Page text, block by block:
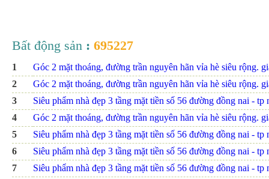
Bất động sản : 695227
1
Góc 2 mặt thoáng, đường trần nguyên hãn vỉa hè siêu rộng.
2
Góc 2 mặt thoáng, đường trần nguyên hãn vỉa hè siêu rộng.
3
Siêu phẩm nhà đẹp 3 tầng mặt tiền số 56 đường đồng nai - tp
4
Góc 2 mặt thoáng, đường trần nguyên hãn vỉa hè siêu rộng.
5
Siêu phẩm nhà đẹp 3 tầng mặt tiền số 56 đường đồng nai - tp
6
Siêu phẩm nhà đẹp 3 tầng mặt tiền số 56 đường đồng nai - tp
7
Siêu phẩm nhà đẹp 3 tầng mặt tiền số 56 đường đồng nai - tp